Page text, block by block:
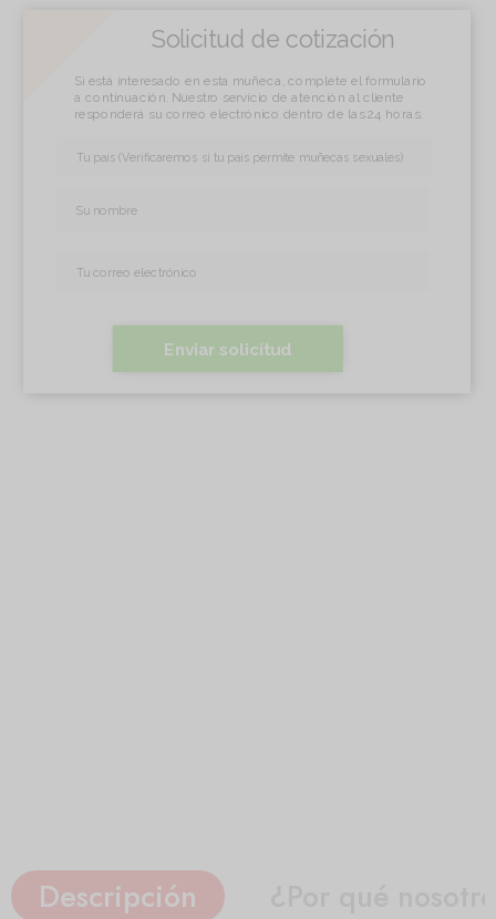
Solicitud de cotización
Si está interesado en esta muñeca, complete el formulario
a continuación. Nuestro servicio de atención al cliente
responderá su correo electrónico dentro de las 24 horas.
Enviar solicitud
Descripción